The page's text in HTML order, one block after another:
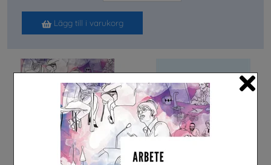
Lägg till i varukorg